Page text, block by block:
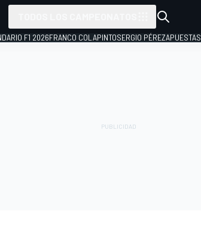
F1 2026FRANCO COLAPINTOSERGIO PÉREZAPUESTAS